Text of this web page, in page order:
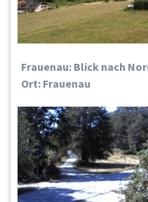
Frauenau: Blick nach
Ort: Frauenau